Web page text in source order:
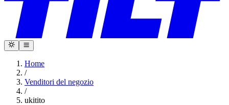
Home
/
Venditori del negozio
/
ukitito